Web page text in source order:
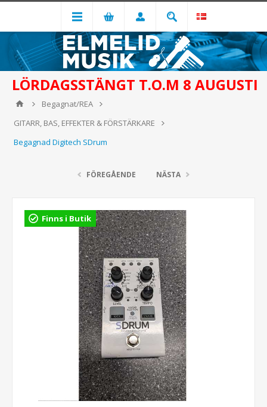
LÖRDAGSSTÄNGT T.O.M 8 AUGUSTI
Begagnat/REA
GITARR, BAS, EFFEKTER & FÖRSTÄRKARE
Begagnad Digitech SDrum
FÖREGÅENDE NÄSTA
Finns i Butik